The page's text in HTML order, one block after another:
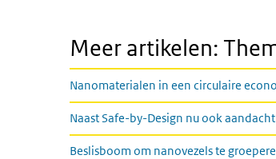
Meer artikelen:
Nanomaterialen in een circulaire
Naast Safe-by-Design nu ook
Beslisboom om nanovezels te